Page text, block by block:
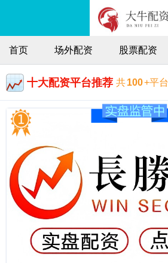
首页 场外配资 股票配资
十大配资平台推荐 共100+平台